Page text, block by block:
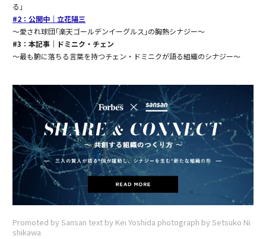
る」
#2：公開中｜立花陽三
〜愛され球団｢楽天ゴールデンイーグルス｣の胸熱シナジー〜
#3：本記事｜ドミニク・チェン
〜最も腑に落ちる言葉を持つチェン・ドミニクが語る組織のシナジー〜
Promoted by Sansan text by Kei Yoshida photograph by Setsuko Ni
shikawa